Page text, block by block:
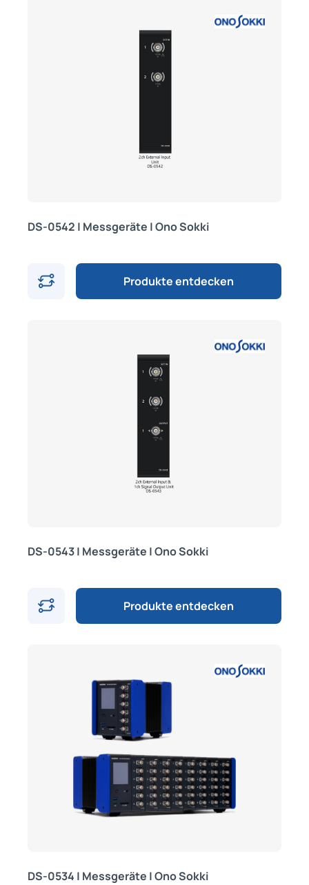
DS-0542 | Messgeräte | Ono Sokki
Produkte entdecken
DS-0543 | Messgeräte | Ono Sokki
Produkte entdecken
DS-0534 | Messgeräte | Ono Sokki